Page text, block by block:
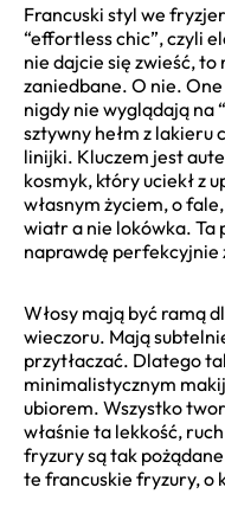
Francuski styl we
“effortless chic”, czyli
nie dajcie się zwieść, to
zaniedbane. O nie.
nigdy nie wyglądają na
sztywny hełm z lakieru
linijki. Kluczem jest
kosmyk, który uciekł z
własnym życiem, o
wiatr a nie lokówka. Ta
naprawdę perfekcyjnie
Włosy mają być ramą
wieczoru. Mają
przytłaczać. Dlatego
minimalistycznym
ubiorem. Wszystko
właśnie ta lekkość,
fryzury są tak
te francuskie fryzury, o